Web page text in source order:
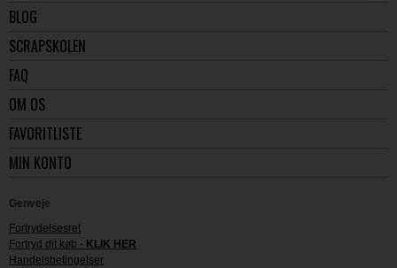
BLOG
SCRAPSKOLEN
FAQ
OM OS
FAVORITLISTE
MIN KONTO
Genveje
Fortrydelsesret
Fortryd dit køb - KLIK HER
Handelsbetingelser